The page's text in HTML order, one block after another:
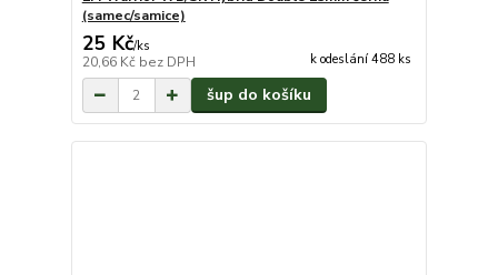
(samec/samice)
25 Kč/ks
20,66 Kč bez DPH k odeslání 488 ks
šup do košíku